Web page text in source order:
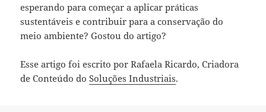
esperando para começar a aplicar práticas
sustentáveis e contribuir para a conservação do
meio ambiente? Gostou do artigo?
Esse artigo foi escrito por Rafaela Ricardo, Criadora
de Conteúdo doSoluções Industriais.